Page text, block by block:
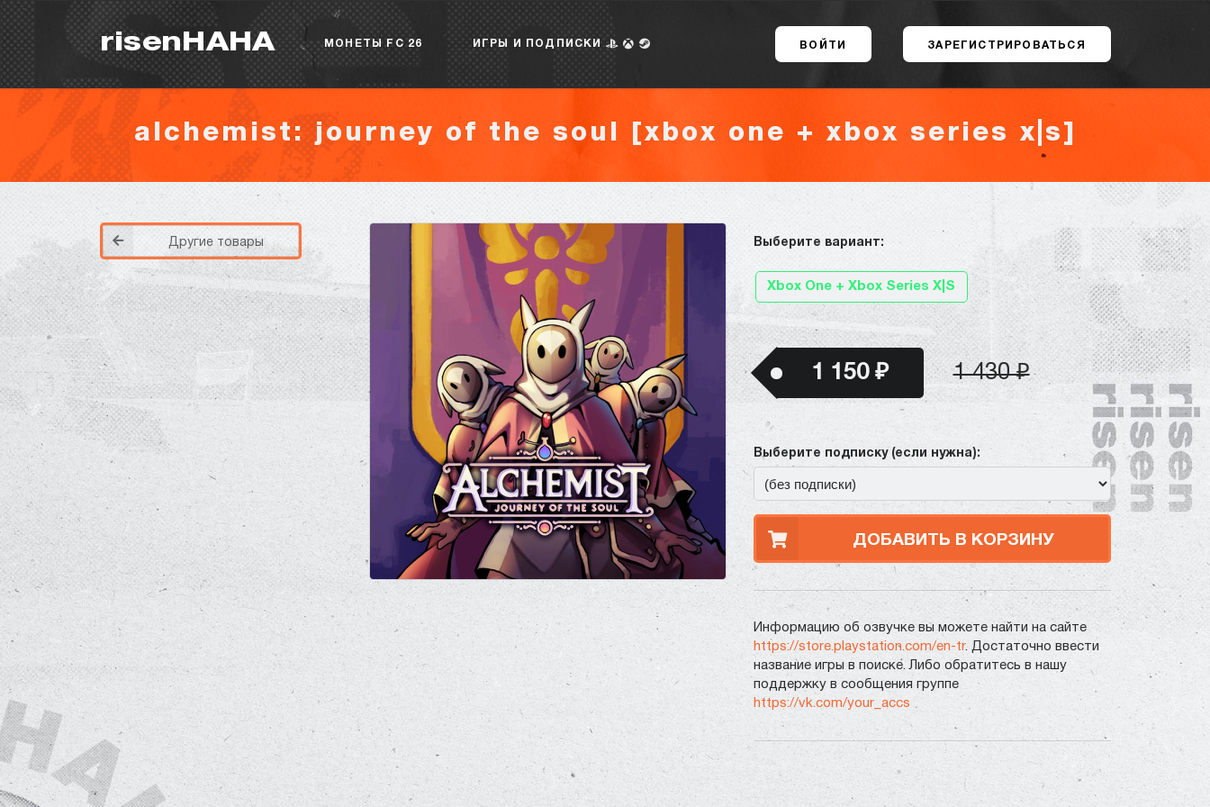
risenHAHA МОНЕТЫ FC 26 ИГРЫ И ПОДПИСКИ ВОЙТИ ЗАРЕГИСТРИРОВАТЬСЯ
alchemist: journey of the soul [xbox one + xbox series x|s]
Другие товары Выберите вариант:
Xbox One + Xbox Series X|S
1 150 ₽ 1 430 ₽
Выберите подписку (если нужна):
ДОБАВИТЬ В КОРЗИНУ
Информацию об озвучке вы можете найти на сайте
https://store.playstation.com/en-tr. Достаточно ввести
название игры в поиске. Либо обратитесь в нашу
поддержку в сообщения группе
https://vk.com/your_accs